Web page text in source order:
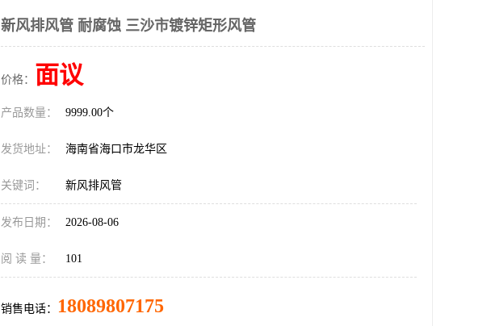
新风排风管 耐腐蚀 三沙市镀锌矩形风管
价格： 面议
产品数量： 9999.00个
发货地址： 海南省海口市龙华区
关键词： 新风排风管
发布日期： 2026-08-06
阅 读 量： 101
销售电话： 18089807175